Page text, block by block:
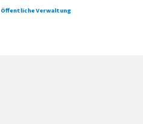
Öffentliche Verwaltung